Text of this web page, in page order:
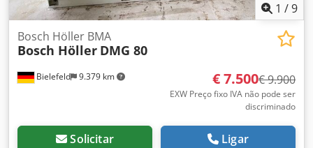
1 /9
Bielefeld 9.379 km
Bosch Höller BMA
Bosch Höller DMG 80
€ 7.500€ 9.900
EXW Preço fixo IVA não pode ser
discriminado
Solicitar Ligar